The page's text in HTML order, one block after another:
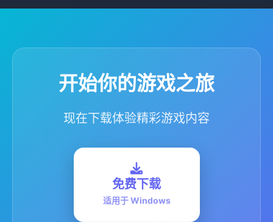
开始你的游戏之旅
现在下载体验精彩游戏内容
免费下载
适用于 Windows